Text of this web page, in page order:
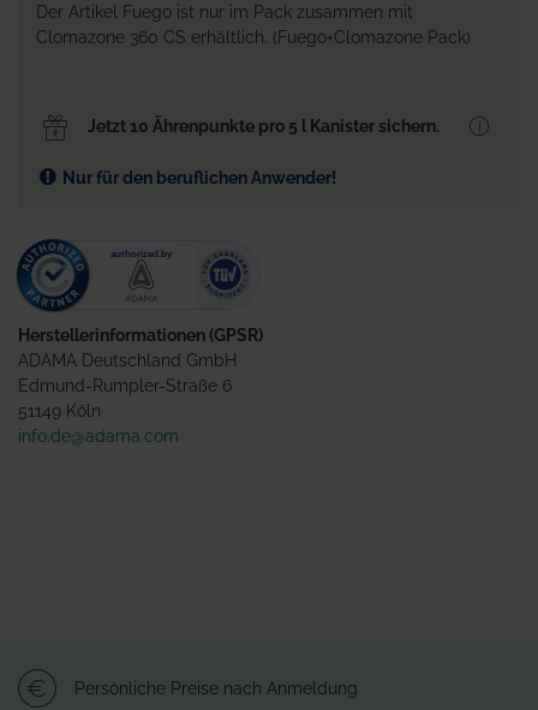
Der Artikel Fuego ist nur im Pack zusammen mit
Clomazone 360 CS erhältlich. (Fuego+Clomazone Pack)
Jetzt 10 Ährenpunkte pro 5 l Kanister sichern.
Nur für den beruflichen Anwender!
Herstellerinformationen (GPSR)
ADAMA Deutschland GmbH
Edmund-Rumpler-Straße 6
51149 Köln
info.de@adama.com
Persönliche Preise nach Anmeldung